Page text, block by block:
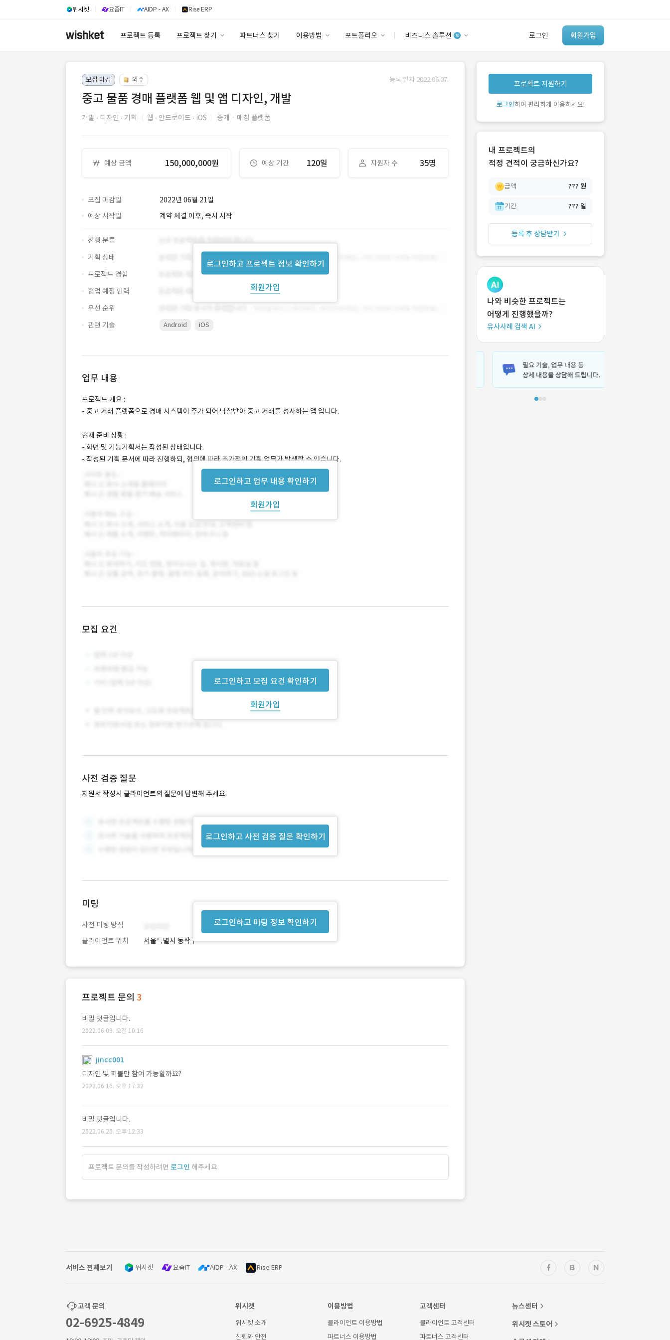
위시켓 요즘IT AIDP - AX Rise ERP
프로젝트 등록 프로젝트 찾기 파트너스 찾기 이용방법 포트폴리오 비즈니스 솔루션 로그인 회원가입
안심 코드 케어
유사사례 검색 AI
‘이런 거’ 만들어본
개발 회사 있어?
모집 마감 외주 등록 일자 2022.06.07.
중고 물품 경매 플랫폼 웹 및 앱 디자인, 개발
개발 디자인 기획 웹 안드로이드 iOS 중개ㆍ매칭 플랫폼
예상 금액 150,000,000원 예상 기간 120일 지원자 수 35명
모집 마감일 2022년 06월 21일
로그인하고 프로젝트 정보 확인하기
회원가입
예상 시작일 계약 체결 이후, 즉시 시작
진행 분류
기획 상태
프로젝트 경험
협업 예정 인력
우선 순위
관련 기술
Android iOS
업무 내용
로그인하고 업무 내용 확인하기
회원가입
프로젝트 개요 :
- 중고 거래 플랫폼으로 경매 시스템이 주가 되어 낙찰받아 중고 거래를 성사하는 앱 입니다.
현재 준비 상황 :
- 화면 및 기능기획서는 작성된 상태입니다.
- 작성된 기획 문서에 따라 진행하되, 협의에 따라 추가적인 기획 업무가 발생할 수 있습니다.
모집 요건
로그인하고 모집 요건 확인하기
회원가입
사전 검증 질문
지원서 작성시 클라이언트의 질문에 답변해 주세요.
로그인하고 사전 검증 질문 확인하기
로그인하고 미팅 정보 확인하기
미팅
사전 미팅 방식
클라이언트 위치
서울특별시 동작구
프로젝트 문의 3
비밀 댓글입니다.
2022.06.09. 오전 10:16
jincc001
디자인 및 퍼블만 참여 가능할까요?
2022.06.16. 오후 17:32
비밀 댓글입니다.
2022.06.20. 오후 12:33
프로젝트 문의를 작성하려면 로그인 해주세요.
프로젝트 지원하기
로그인하여 편리하게 이용하세요!
내 프로젝트의
적정 견적이 궁금하신가요?
금액 ??? 원
기간 ??? 일
등록 후 상담받기
나와 비슷한 프로젝트는
어떻게 진행했을까?
유사사례 검색 AI
서비스 전체보기 위시켓 요즘IT AIDP - AX Rise ERP
고객 문의
02-6925-4849
위시켓
위시켓 소개
신뢰와 안전
이용방법
클라이언트 이용방법
파트너스 이용방법
고객센터
클라이언트 고객센터
파트너스 고객센터
뉴스센터
위시켓 스토어